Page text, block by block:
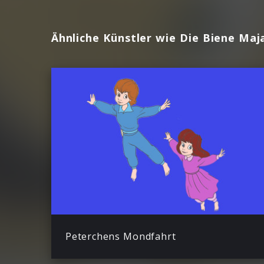
Ähnliche Künstler wie Die Biene
Peterchens Mondfahrt